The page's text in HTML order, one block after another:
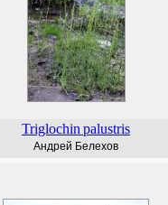
Triglochin palustris
Андрей Белехов